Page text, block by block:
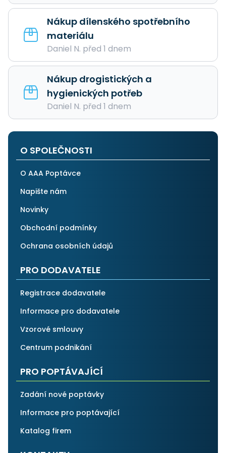
Nákup dílenského spotřebního
materiálu
Daniel N. před 1 dnem
Nákup drogistických a
hygienických potřeb
Daniel N. před 1 dnem
O SPOLEČNOSTI
O AAA Poptávce
Napište nám
Novinky
Obchodní podmínky
Ochrana osobních údajů
PRO DODAVATELE
Registrace dodavatele
Informace pro dodavatele
Vzorové smlouvy
Centrum podnikání
PRO POPTÁVAJÍCÍ
Zadání nové poptávky
Informace pro poptávající
Katalog firem